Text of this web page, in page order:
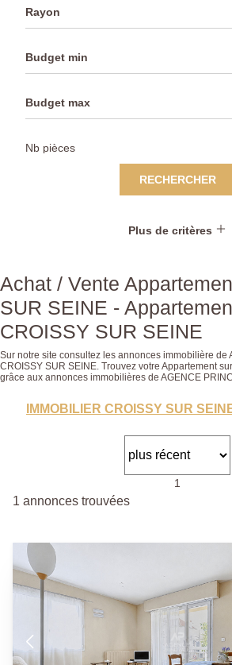
Rayon
RECHERCHER
Plus de critères
Achat / Vente
SUR SEINE -
CROISSY SUR SEINE
Sur notre site consultez les annonces immobilière de
CROISSY SUR SEINE. Trouvez votre Appartement
grâce aux annonces immobilières de AGENCE
IMMOBILIER CROISSY SUR
1
1 annonces trouvées